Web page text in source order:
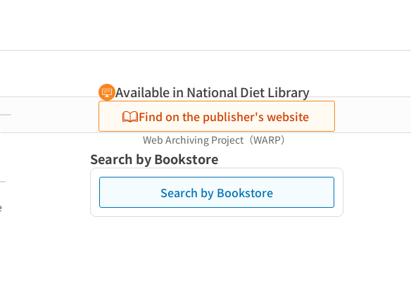
Available in National Diet Library
Find on the publisher's website
Web Archiving Project（WARP）
Search by Bookstore
Search by Bookstore